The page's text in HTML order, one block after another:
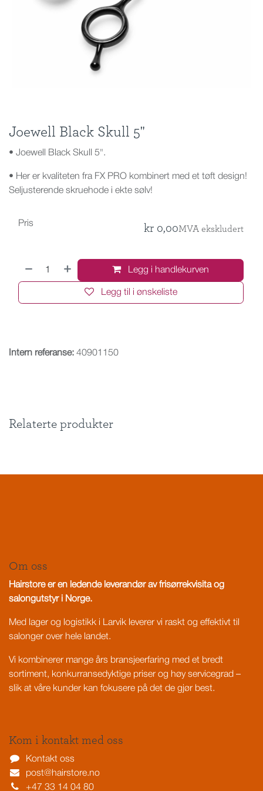
Joewell Black Skull 5"
• Joewell Black Skull 5".
• Her er kvaliteten fra FX PRO kombinert med et tøft design!
Seljusterende skruehode i ekte sølv!
Legg i handlekurven
Legg til i ønskeliste
Pris kr 0,00MVA ekskludert
Intern referanse: 40901150
Relaterte produkter
Om oss
Hairstore er en ledende leverandør av frisørrekvisita og
salongutstyr i Norge.
Med lager og logistikk i Larvik leverer vi raskt og effektivt til
salonger over hele landet.
Vi kombinerer mange års bransjeerfaring med et bredt
sortiment, konkurransedyktige priser og høy servicegrad –
slik at våre kunder kan fokusere på det de gjør best.
Kom i kontakt med oss
Kontakt oss
post@hairstore.no
+47 33 14 04 80